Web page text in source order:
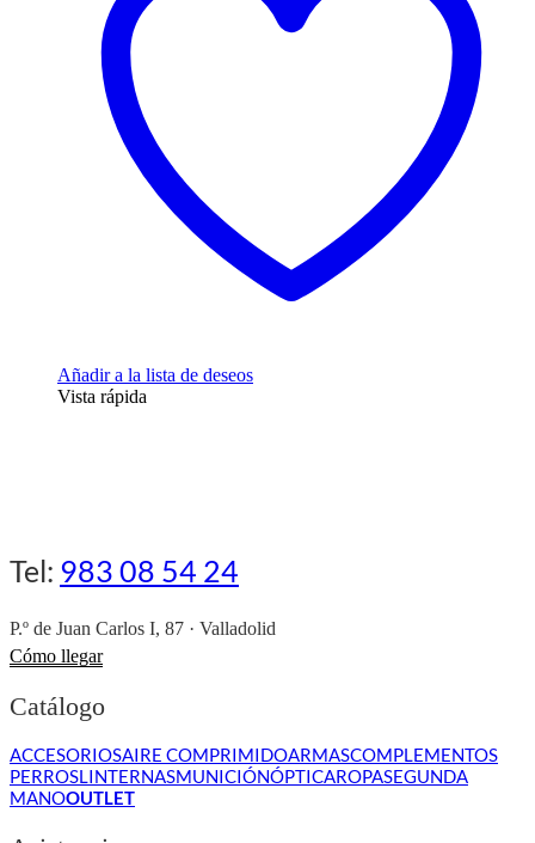
Añadir a la lista de deseos
Vista rápida
Tel: 983 08 54 24
P.º de Juan Carlos I, 87 · Valladolid
Cómo llegar
Catálogo
ACCESORIOSAIRE COMPRIMIDOARMASCOMPLEMENTOS
PERROSLINTERNASMUNICIÓNÓPTICAROPASEGUNDA
MANOOUTLET